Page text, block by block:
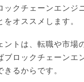
ックチェーンエン
オススメします。
ントは、転職や市場
ブロックチェーンエ
きるからです。